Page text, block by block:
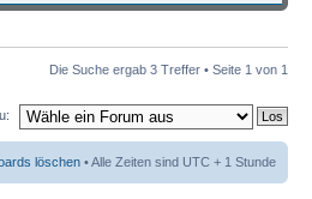
Die Suche ergab 3 Treffer • Seite 1 von 1
löschen • Alle Zeiten sind UTC + 1 Stunde